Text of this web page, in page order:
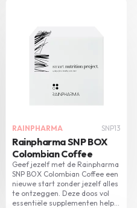
RAINPHARMA SNP13
Rainpharma SNP BOX
Colombian Coffee
Geef jezelf met de Rainpharma
SNP BOX Colombian Coffee een
nieuwe start zonder jezelf alles
te ontzeggen. Deze doos vol
essentiële supplementen helpt